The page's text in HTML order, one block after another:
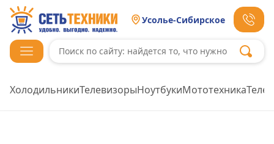
Усолье-Сибирское
ХолодильникиТелевизорыНоутбукиМототехника